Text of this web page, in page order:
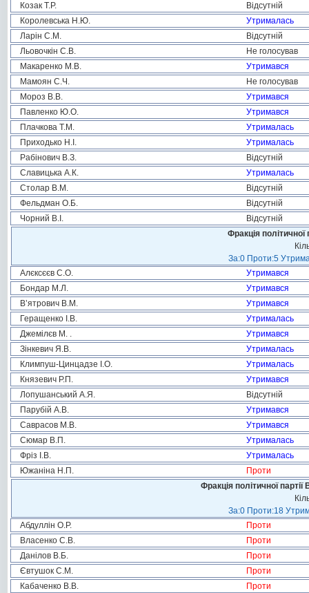
Козак Т.Р.
Відсутній
Королевська Н.Ю.
Утрималась
Ларін С.М.
Відсутній
Льовочкін С.В.
Не голосував
Макаренко М.В.
Утримався
Мамоян С.Ч.
Не голосував
Мороз В.В.
Утримався
Павленко Ю.О.
Утримався
Плачкова Т.М.
Утрималась
Приходько Н.І.
Утрималась
Рабінович В.З.
Відсутній
Славицька А.К.
Утрималась
Столар В.М.
Відсутній
Фельдман О.Б.
Відсутній
Чорний В.І.
Відсутній
Фракція
За:0 Проти:5
Алєксєєв С.О.
Утримався
Бондар М.Л.
Утримався
В’ятрович В.М.
Утримався
Геращенко І.В.
Утрималась
Джемілєв М. .
Утримався
Зінкевич Я.В.
Утрималась
Климпуш-Цинцадзе І.О.
Утрималась
Князевич Р.П.
Утримався
Лопушанський А.Я.
Відсутній
Парубій А.В.
Утримався
Саврасов М.В.
Утримався
Сюмар В.П.
Утрималась
Фріз І.В.
Утрималась
Южаніна Н.П.
Проти
Фракція політичної
За:0 Проти:18
Абдуллін О.Р.
Проти
Власенко С.В.
Проти
Данілов В.Б.
Проти
Євтушок С.М.
Проти
Кабаченко В.В.
Проти